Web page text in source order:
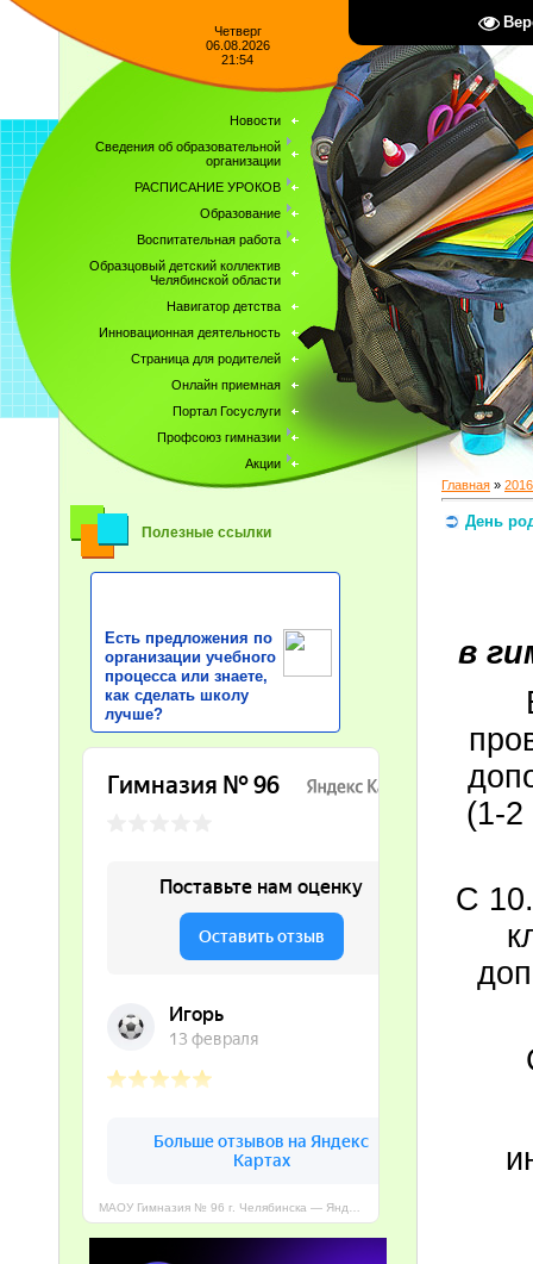
Четверг
06.08.2026
21:54
Новости
Сведения об образовательной
организации
РАСПИСАНИЕ УРОКОВ
Образование
Воспитательная работа
Образцовый детский коллектив
Челябинской области
Навигатор детства
Инновационная деятельность
Страница для родителей
Онлайн приемная
Портал Госуслуги
Профсоюз гимназии
Акции
Полезные ссылки
Есть предложения по
организации учебного
процесса или знаете,
как сделать школу
лучше?
Главная » 2016
День
в
(1-2
С